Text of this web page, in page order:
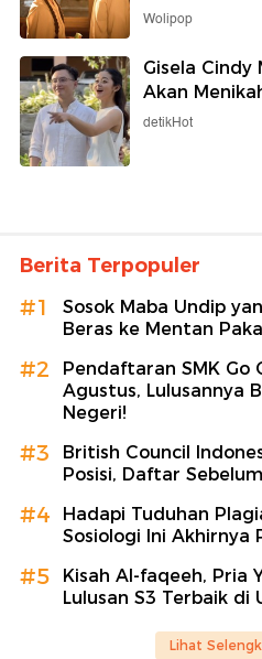
Wolipop
Gisela Cindy
Akan
detikHot
Berita Terpopuler
#1
Sosok Maba Undip
Beras ke Mentan
#2
Pendaftaran SMK Go
Agustus, Lulusannya
Negeri!
#3
British Council
Posisi, Daftar
#4
Hadapi Tuduhan
Sosiologi Ini Akhirnya
#5
Kisah Al-faqeeh, Pria
Lulusan S3 Terbaik di
Lihat